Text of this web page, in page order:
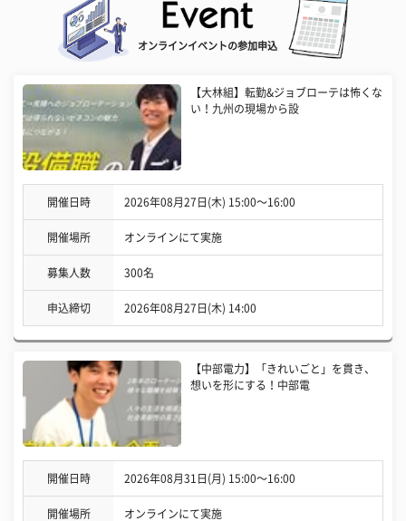
オンラインイベントの参加申込
【大林組】転勤&ジョブローテは怖くな
い！九州の現場から設
開催日時 2026年08月27日(木) 15:00〜16:00
開催場所 オンラインにて実施
募集人数 300名
申込締切 2026年08月27日(木) 14:00
【中部電力】「きれいごと」を貫き、
想いを形にする！中部電
開催日時 2026年08月31日(月) 15:00〜16:00
開催場所 オンラインにて実施